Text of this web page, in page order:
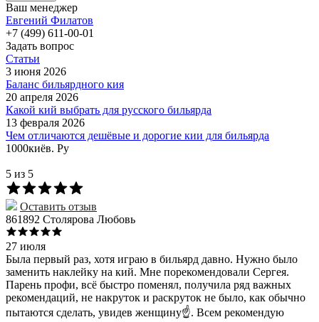
Ваш менеджер
Евгений Филатов
+7 (499) 611-00-01
Задать вопрос
Статьи
3 июня 2026
Баланс бильярдного кия
20 апреля 2026
Какой кий выбрать для русского бильярда
13 февраля 2026
Чем отличаются дешёвые и дорогие кии для бильярда
1000киёв. Ру
5 из 5
Оставить отзыв
861892 Столярова Любовь
27 июля
Была первый раз, хотя играю в бильярд давно. Нужно было
заменить наклейку на кий. Мне порекомендовали Сергея.
Парень профи, всё быстро поменял, получила ряд важных
рекомендаций, не накруток и раскруток не было, как обычно
пытаются сделать, увидев женщину☝️. Всем рекомендую